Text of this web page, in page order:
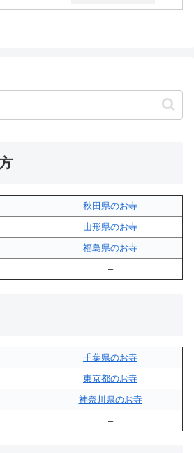
秋田県のお寺
山形県のお寺
福島県のお寺
–
千葉県のお寺
東京都のお寺
神奈川県のお寺
–